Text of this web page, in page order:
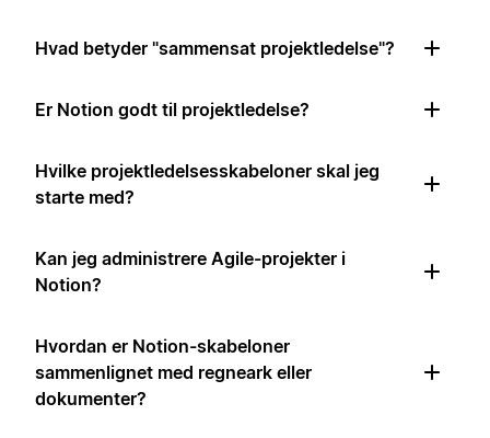
Hvad betyder "sammensat projektledelse"?
Er Notion godt til projektledelse?
Hvilke projektledelsesskabeloner skal jeg
starte med?
Kan jeg administrere Agile-projekter i
Notion?
Hvordan er Notion-skabeloner
sammenlignet med regneark eller
dokumenter?